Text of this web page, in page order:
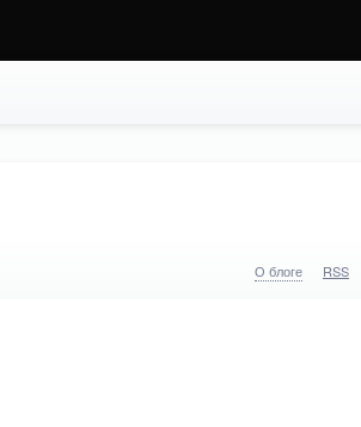
О блоге RSS